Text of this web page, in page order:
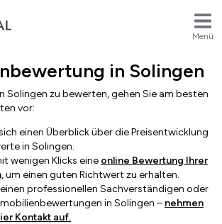
Menü
in Solingen
Solingen zu bewerten, gehen Sie am besten
vor:
einen Überblick über die Preisentwicklung
in Solingen.
wenigen Klicks eine online Bewertung Ihrer
, um einen guten Richtwert zu erhalten.
professionellen Sachverständigen oder
in Solingen – nehmen
Kontakt auf.